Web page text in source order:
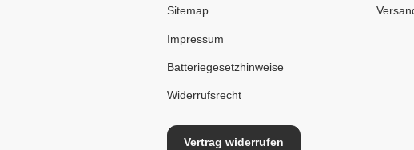
Sitemap
Impressum
Batteriegesetzhinweise
Widerrufsrecht
Vertrag widerrufen